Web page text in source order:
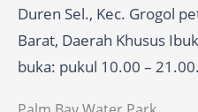
Duren Sel., Kec. Grogol
Barat, Daerah Khusus
buka: pukul 10.00 – 21.00.